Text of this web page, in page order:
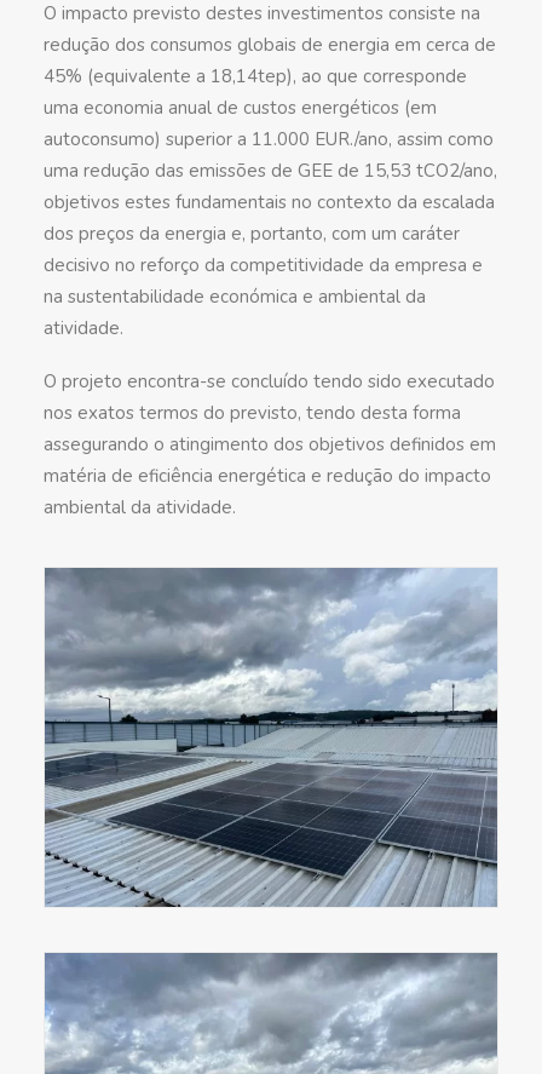
O impacto previsto destes investimentos consiste na
redução dos consumos globais de energia em cerca de
45% (equivalente a 18,14tep), ao que corresponde
uma economia anual de custos energéticos (em
autoconsumo) superior a 11.000 EUR./ano, assim como
uma redução das emissões de GEE de 15,53 tCO2/ano,
objetivos estes fundamentais no contexto da escalada
dos preços da energia e, portanto, com um caráter
decisivo no reforço da competitividade da empresa e
na sustentabilidade económica e ambiental da
atividade.
O projeto encontra-se concluído tendo sido executado
nos exatos termos do previsto, tendo desta forma
assegurando o atingimento dos objetivos definidos em
matéria de eficiência energética e redução do impacto
ambiental da atividade.